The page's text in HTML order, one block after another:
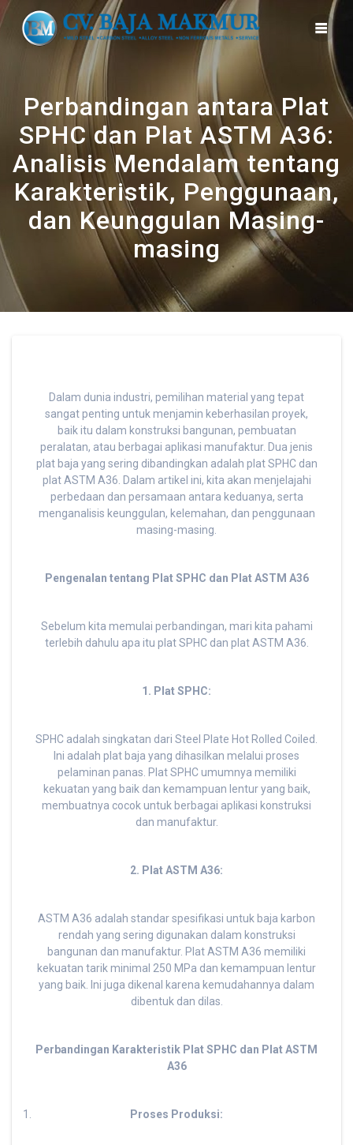
to
content
Perbandingan antara Plat
SPHC dan Plat ASTM A36:
Analisis Mendalam tentang
Karakteristik, Penggunaan,
dan Keunggulan Masing-
masing
Dalam dunia industri, pemilihan material yang tepat
sangat penting untuk menjamin keberhasilan proyek,
baik itu dalam konstruksi bangunan, pembuatan
peralatan, atau berbagai aplikasi manufaktur. Dua jenis
plat baja yang sering dibandingkan adalah plat SPHC dan
plat ASTM A36. Dalam artikel ini, kita akan menjelajahi
perbedaan dan persamaan antara keduanya, serta
menganalisis keunggulan, kelemahan, dan penggunaan
masing-masing.
Pengenalan tentang Plat SPHC dan Plat ASTM A36
Sebelum kita memulai perbandingan, mari kita pahami
terlebih dahulu apa itu plat SPHC dan plat ASTM A36.
1. Plat SPHC:
SPHC adalah singkatan dari Steel Plate Hot Rolled Coiled.
Ini adalah plat baja yang dihasilkan melalui proses
pelaminan panas. Plat SPHC umumnya memiliki
kekuatan yang baik dan kemampuan lentur yang baik,
membuatnya cocok untuk berbagai aplikasi konstruksi
dan manufaktur.
2. Plat ASTM A36:
ASTM A36 adalah standar spesifikasi untuk baja karbon
rendah yang sering digunakan dalam konstruksi
bangunan dan manufaktur. Plat ASTM A36 memiliki
kekuatan tarik minimal 250 MPa dan kemampuan lentur
yang baik. Ini juga dikenal karena kemudahannya dalam
dibentuk dan dilas.
Perbandingan Karakteristik Plat SPHC dan Plat ASTM
A36
Proses Produksi: